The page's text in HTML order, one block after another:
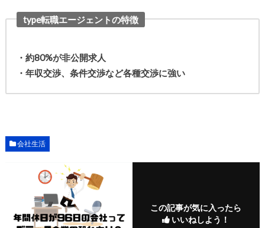
type転職エージェントの特徴
・約80%が非公開求人
・年収交渉、条件交渉など各種交渉に強い
会社生活
この記事が気に入ったら
いいねしよう！